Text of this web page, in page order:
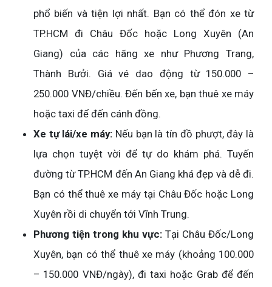
phổ biến và tiện lợi nhất. Bạn có thể đón xe từ
TP.HCM đi Châu Đốc hoặc Long Xuyên (An
Giang) của các hãng xe như Phương Trang,
Thành Bưởi. Giá vé dao động từ 150.000 –
250.000 VNĐ/chiều. Đến bến xe, bạn thuê xe máy
hoặc taxi để đến cánh đồng.
Xe tự lái/xe máy: Nếu bạn là tín đồ phượt, đây là
lựa chọn tuyệt vời để tự do khám phá. Tuyến
đường từ TP.HCM đến An Giang khá đẹp và dễ đi.
Bạn có thể thuê xe máy tại Châu Đốc hoặc Long
Xuyên rồi di chuyển tới Vĩnh Trung.
Phương tiện trong khu vực: Tại Châu Đốc/Long
Xuyên, bạn có thể thuê xe máy (khoảng 100.000
– 150.000 VNĐ/ngày), đi taxi hoặc Grab để đến